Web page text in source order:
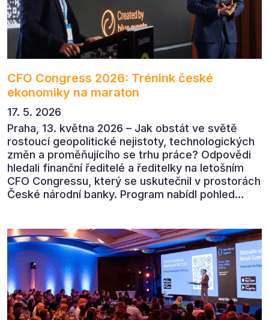
CFO Congress 2026: Trénink české
ekonomiky na maraton
17. 5. 2026
Praha, 13. května 2026 – Jak obstát ve světě
rostoucí geopolitické nejistoty, technologických
změn a proměňujícího se trhu práce? Odpovědi
hledali finanční ředitelé a ředitelky na letošním
CFO Congressu, který se uskutečnil v prostorách
České národní banky. Program nabídl pohled
automatizaci, leadership i budoucnost role CFO.